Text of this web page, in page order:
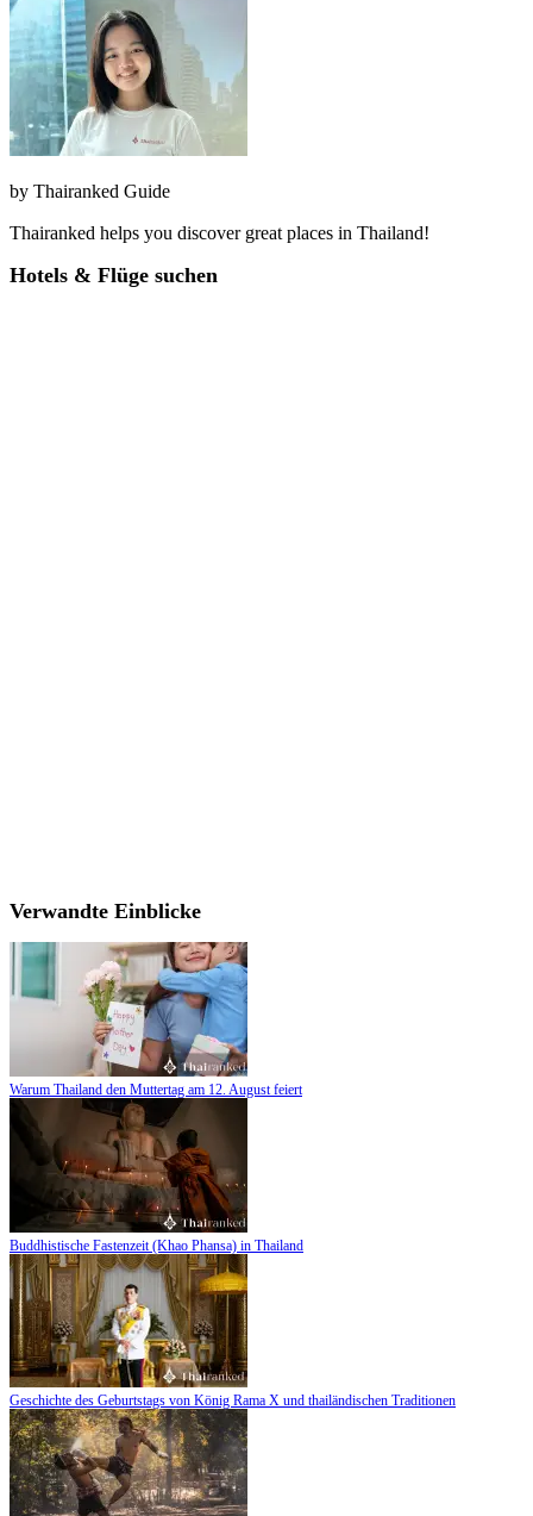
by Thairanked Guide
Thairanked helps you discover great places in Thailand!
Hotels & Flüge suchen
Verwandte Einblicke
Warum Thailand den Muttertag am 12. August feiert
Buddhistische Fastenzeit (Khao Phansa) in Thailand
Geschichte des Geburtstags von König Rama X und thailändischen Traditionen